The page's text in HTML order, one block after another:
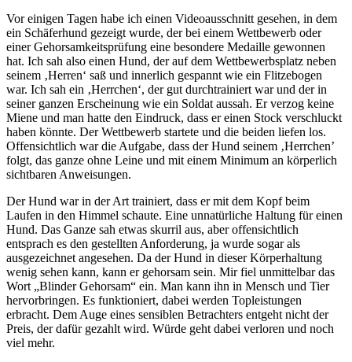
Vor einigen Tagen habe ich einen Videoausschnitt gesehen, in dem
ein Schäferhund gezeigt wurde, der bei einem Wettbewerb oder
einer Gehorsamkeitsprüfung eine besondere Medaille gewonnen
hat. Ich sah also einen Hund, der auf dem Wettbewerbsplatz neben
seinem ‚Herren‘ saß und innerlich gespannt wie ein Flitzebogen
war. Ich sah ein ‚Herrchen‘, der gut durchtrainiert war und der in
seiner ganzen Erscheinung wie ein Soldat aussah. Er verzog keine
Miene und man hatte den Eindruck, dass er einen Stock verschluckt
haben könnte. Der Wettbewerb startete und die beiden liefen los.
Offensichtlich war die Aufgabe, dass der Hund seinem ‚Herrchen’
folgt, das ganze ohne Leine und mit einem Minimum an körperlich
sichtbaren Anweisungen.
Der Hund war in der Art trainiert, dass er mit dem Kopf beim
Laufen in den Himmel schaute. Eine unnatürliche Haltung für einen
Hund. Das Ganze sah etwas skurril aus, aber offensichtlich
entsprach es den gestellten Anforderung, ja wurde sogar als
ausgezeichnet angesehen. Da der Hund in dieser Körperhaltung
wenig sehen kann, kann er gehorsam sein. Mir fiel unmittelbar das
Wort „Blinder Gehorsam“ ein. Man kann ihn in Mensch und Tier
hervorbringen. Es funktioniert, dabei werden Topleistungen
erbracht. Dem Auge eines sensiblen Betrachters entgeht nicht der
Preis, der dafür gezahlt wird. Würde geht dabei verloren und noch
viel mehr.